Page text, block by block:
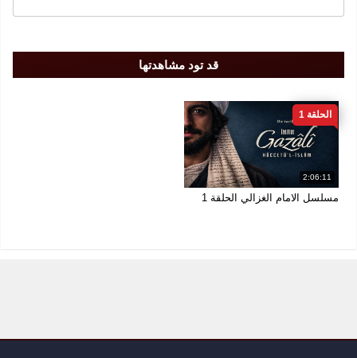
قد تود مشاهدتها
2:06:11
الحلقة 1
مسلسل الامام الغزالي الحلقة 1